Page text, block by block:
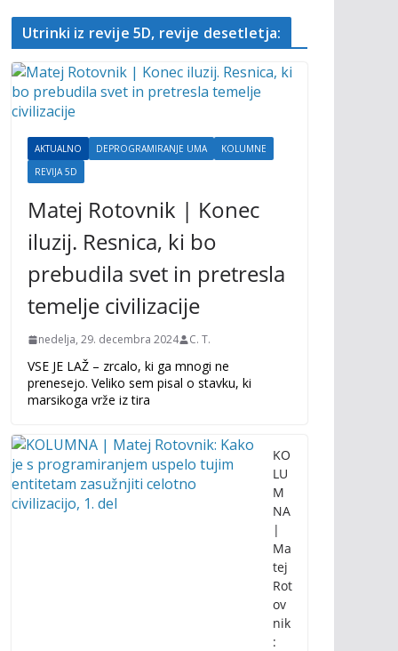
Utrinki iz revije 5D, revije desetletja:
AKTUALNO DEPROGRAMIRANJE UMA
KOLUMNE
REVIJA 5D
Matej Rotovnik | Konec
iluzij. Resnica, ki bo
prebudila svet in pretresla
temelje civilizacije
nedelja, 29. decembra 2024 C. T.
VSE JE LAŽ – zrcalo, ki ga mnogi ne
prenesejo. Veliko sem pisal o stavku, ki
marsikoga vrže iz tira
KO
LU
M
NA
|
Ma
tej
Rot
ov
nik
: